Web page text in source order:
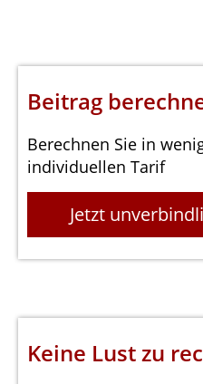
Beitrag
Berechnen Sie in
individuellen Tarif
Jetzt
Keine Lust zu